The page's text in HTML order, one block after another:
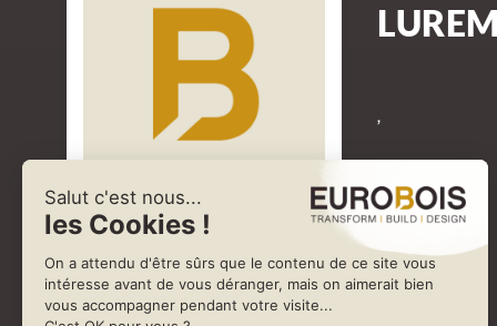
,
Représenté par VELA VEB France LOVATO & LUREM